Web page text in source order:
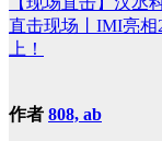
直击现场丨IMI亮相
上！
作者 808, ab